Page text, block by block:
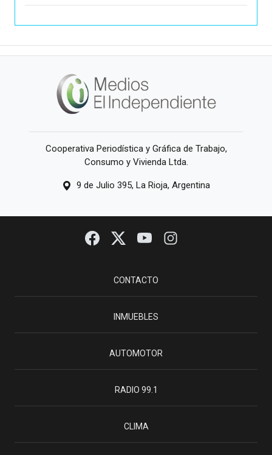
Cooperativa Periodística y Gráfica de Trabajo,
Consumo y Vivienda Ltda.
9 de Julio 395, La Rioja, Argentina
CONTACTO
INMUEBLES
AUTOMOTOR
RADIO 99.1
CLIMA